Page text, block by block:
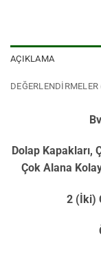
AÇIKLAMA
DEĞERLENDIRMELER
Dolap Kapakları,
Çok Alana
2 (İki)